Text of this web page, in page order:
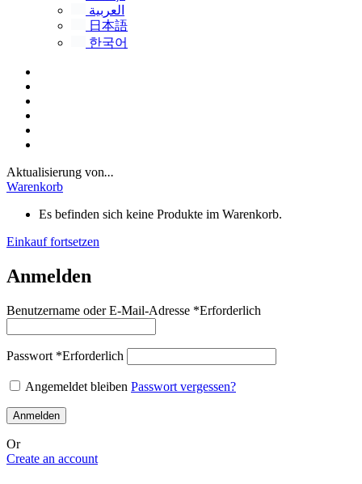
العربية
日本語
한국어
Aktualisierung von...
Warenkorb
Es befinden sich keine Produkte im Warenkorb.
Einkauf fortsetzen
Anmelden
Benutzername oder E-Mail-Adresse *Erforderlich
Passwort *Erforderlich
Angemeldet bleiben Passwort vergessen?
Anmelden
Or
Create an account